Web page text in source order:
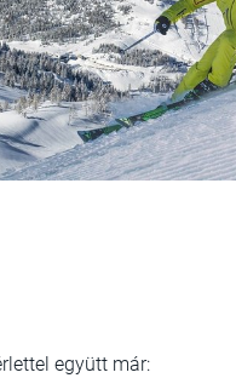
együtt már: